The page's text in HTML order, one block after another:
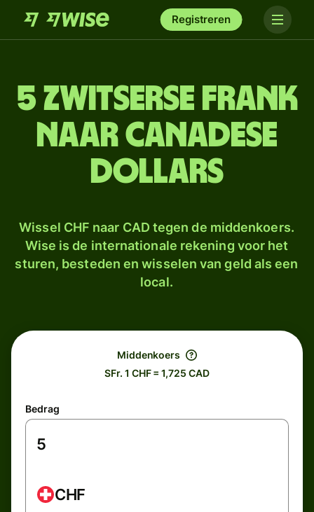
Registreren
5 Zwitserse frank
naar Canadese
dollars
Wissel CHF naar CAD tegen de middenkoers.
Wise is de internationale rekening voor het
sturen, besteden en wisselen van geld als een
local.
Middenkoers
SFr. 1 CHF = 1,725 CAD
Bedrag
CHF